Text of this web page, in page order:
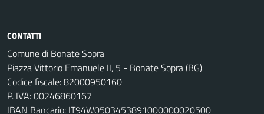
CONTATTI
Comune di Bonate Sopra
Piazza Vittorio Emanuele II, 5 - Bonate Sopra (BG)
Codice fiscale: 82000950160
P. IVA: 00246860167
IBAN Bancario: IT94W0503453891000000020500